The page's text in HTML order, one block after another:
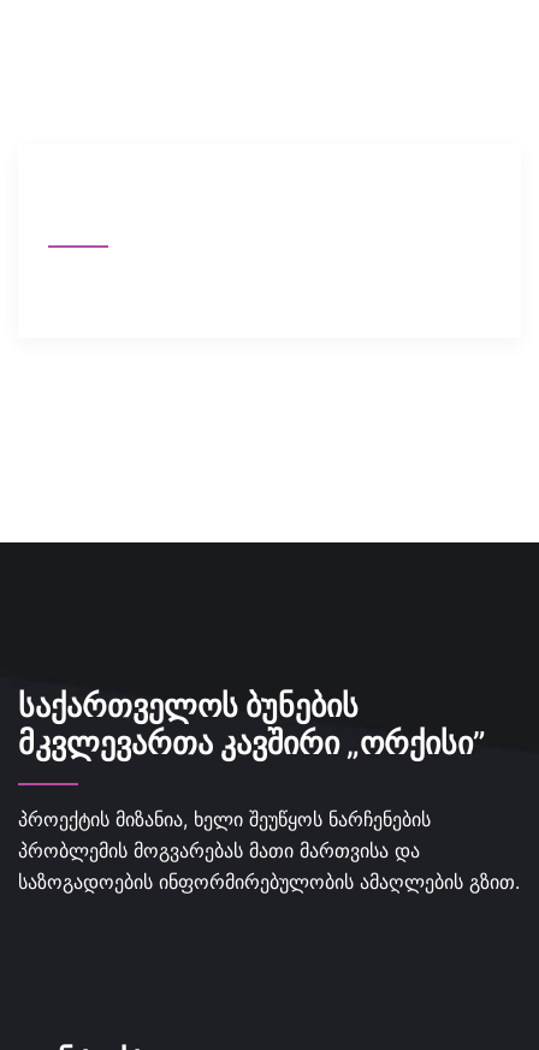
ᲡᲐᲥᲐᲠᲗᲕᲔᲚᲝᲡ ᲑᲣᲜᲔᲑᲘᲡ
ᲛᲙᲕᲚᲔᲕᲐᲠᲗᲐ ᲙᲐᲕᲨᲘᲠᲘ „ᲝᲠᲥᲘᲡᲘ”
პროექტის მიზანია, ხელი შეუწყოს ნარჩენების
პრობლემის მოგვარებას მათი მართვისა და
საზოგადოების ინფორმირებულობის ამაღლების გზით.